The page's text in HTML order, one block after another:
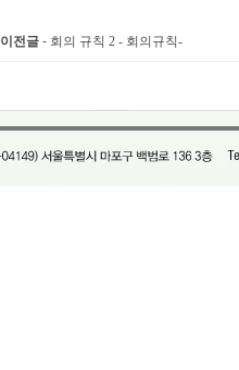
이전글 - 회의 규칙 2 - 회의규칙-